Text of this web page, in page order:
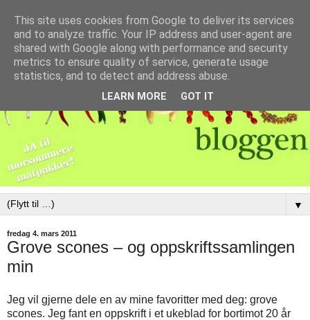
▼
fredag 4. mars 2011
Grove scones – og oppskriftssamlingen
min
Jeg vil gjerne dele en av mine favoritter med deg: grove
scones. Jeg fant en oppskrift i et ukeblad for bortimot 20 år
This site uses cookies from Google to deliver its services
and to analyze traffic. Your IP address and user-agent are
shared with Google along with performance and security
metrics to ensure quality of service, generate usage
statistics, and to detect and address abuse.
LEARN MORE GOT IT